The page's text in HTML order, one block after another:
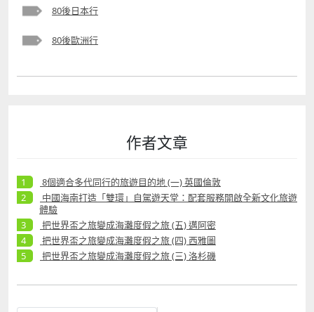
80後日本行
80後歐洲行
作者文章
8個適合多代同行的旅遊目的地 (一) 英國倫敦
中國海南打造「雙環」自駕遊天堂：配套服務開啟全新文化旅遊
體驗
把世界盃之旅變成海灘度假之旅 (五) 邁阿密
把世界盃之旅變成海灘度假之旅 (四) 西雅圖
把世界盃之旅變成海灘度假之旅 (三) 洛杉磯